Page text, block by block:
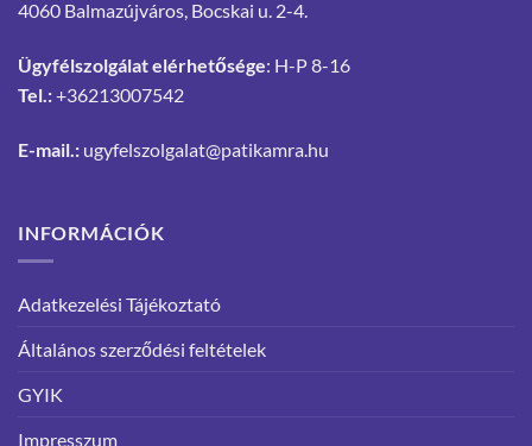
4060 Balmazújváros, Bocskai u. 2-4.
Ügyfélszolgálat elérhetősége: H-P 8-16
Tel.:+36213007542
E-mail.: ugyfelszolgalat@patikamra.hu
INFORMÁCIÓK
Adatkezelési Tájékoztató
Általános szerződési feltételek
GYIK
Impresszum